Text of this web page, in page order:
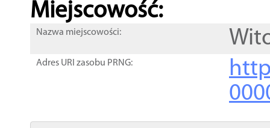
Miejscowość:
Nazwa miejscowości:
Adres URI zasobu PRNG: